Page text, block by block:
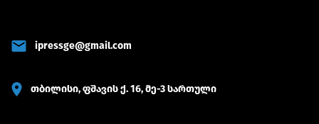
ipressge@gmail.com
თბილისი, ფშავის ქ. 16, მე-3 სართული